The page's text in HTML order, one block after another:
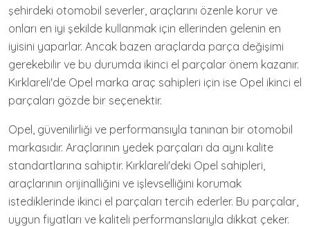
şehirdeki otomobil severler, araçlarını özenle korur ve
onları en iyi şekilde kullanmak için ellerinden gelenin en
iyisini yaparlar. Ancak bazen araçlarda parça değişimi
gerekebilir ve bu durumda ikinci el parçalar önem kazanır.
Kırklareli'de Opel marka araç sahipleri için ise Opel ikinci el
parçaları gözde bir seçenektir.
Opel, güvenilirliği ve performansıyla tanınan bir otomobil
markasıdır. Araçlarının yedek parçaları da aynı kalite
standartlarına sahiptir. Kırklareli'deki Opel sahipleri,
araçlarının orijinalliğini ve işlevselliğini korumak
istediklerinde ikinci el parçaları tercih ederler. Bu parçalar,
uygun fiyatları ve kaliteli performanslarıyla dikkat çeker.